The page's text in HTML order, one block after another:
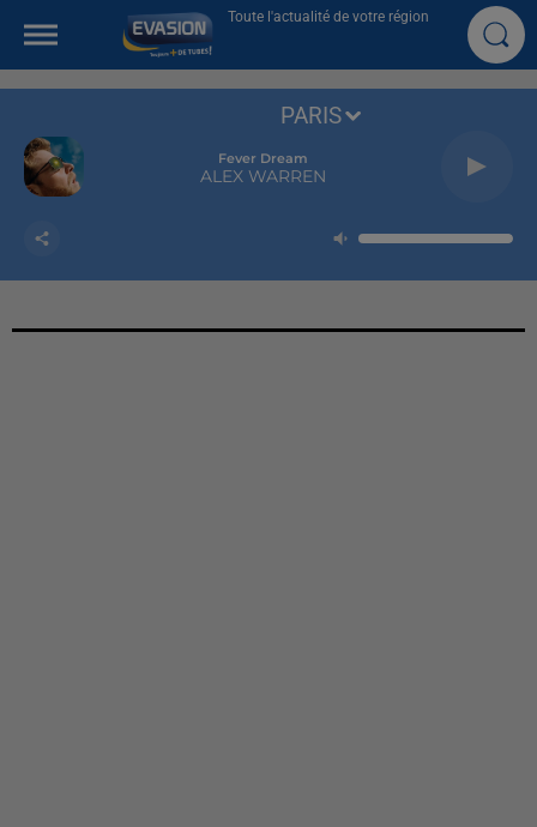
Toute l'actualité de votre région
Fever Dream
ALEX WARREN
PARIS